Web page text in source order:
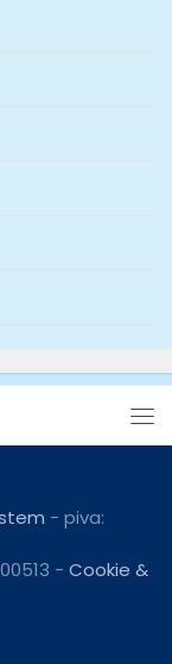
- piva:
- Cookie &